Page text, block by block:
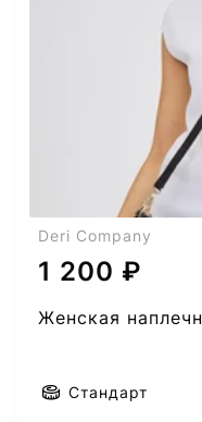
Deri Company
1 200 ₽
Женская
Стандарт